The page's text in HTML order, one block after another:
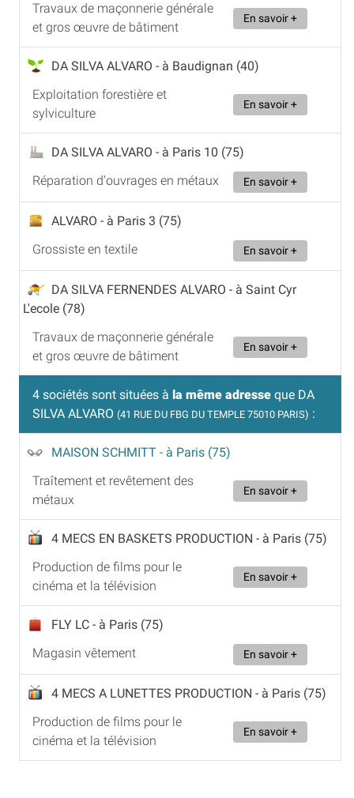
Travaux de maçonnerie générale
et gros œuvre de bâtiment
En savoir +
DA SILVA ALVARO - à Baudignan (40)
Exploitation forestière et
sylviculture
En savoir +
DA SILVA ALVARO - à Paris 10 (75)
Réparation d'ouvrages en métaux
En savoir +
ALVARO - à Paris 3 (75)
Grossiste en textile
En savoir +
DA SILVA FERNENDES ALVARO - à Saint Cyr
L'ecole (78)
Travaux de maçonnerie générale
et gros œuvre de bâtiment
En savoir +
4 sociétés sont situées à la même adresse que DA
SILVA ALVARO (41 RUE DU FBG DU TEMPLE 75010 PARIS) :
MAISON SCHMITT - à Paris (75)
Traîtement et revêtement des
métaux
En savoir +
4 MECS EN BASKETS PRODUCTION - à Paris (75)
Production de films pour le
cinéma et la télévision
En savoir +
FLY LC - à Paris (75)
Magasin vêtement
En savoir +
4 MECS A LUNETTES PRODUCTION - à Paris (75)
Production de films pour le
cinéma et la télévision
En savoir +